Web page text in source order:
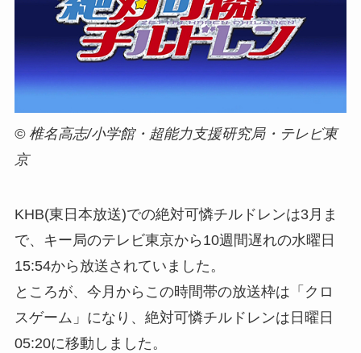
© 椎名高志/小学館・超能力支援研究局・テレビ東
京
KHB(東日本放送)での絶対可憐チルドレンは3月ま
で、キー局のテレビ東京から10週間遅れの水曜日
15:54から放送されていました。
ところが、今月からこの時間帯の放送枠は「クロ
スゲーム」になり、絶対可憐チルドレンは日曜日
05:20に移動しました。